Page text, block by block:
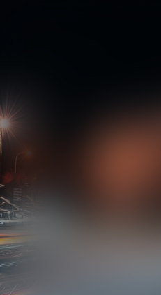
PAULINE